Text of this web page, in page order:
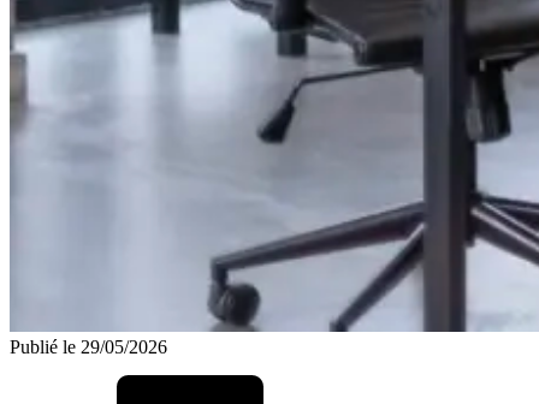
Publié le 29/05/2026